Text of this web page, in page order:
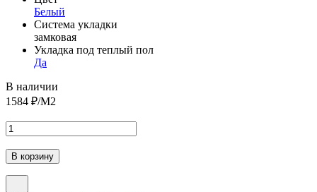
Белый
Система укладки
замковая
Укладка под теплый пол
Да
В наличии
1584 ₽/М2